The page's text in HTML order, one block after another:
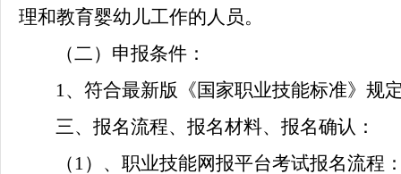
理和教育婴幼儿工作的人员。
（二）申报条件：
1、符合最新版《国家职业技能标准》规
三、报名流程、报名材料、报名确认：
（ 1）、职业技能网报平台考试报名流程